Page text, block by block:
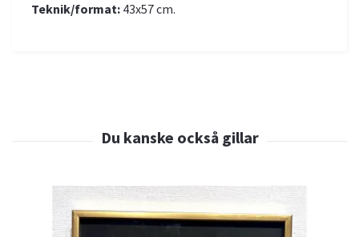
Teknik/format: 43x57 cm.